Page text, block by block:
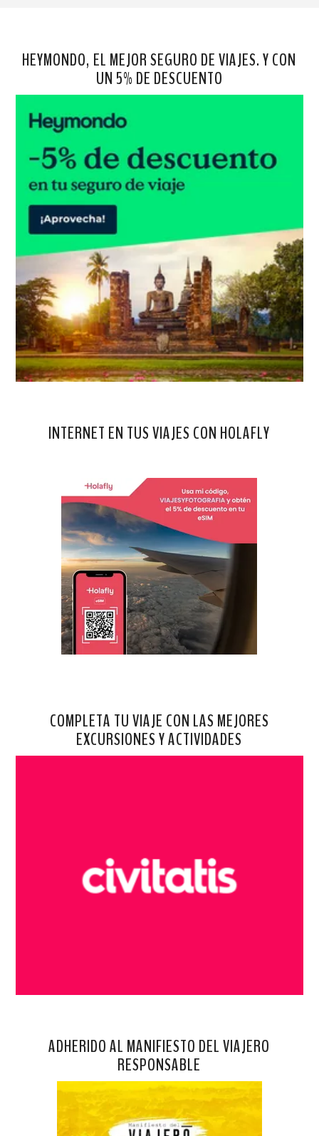
HEYMONDO, EL MEJOR SEGURO DE VIAJES. Y CON
UN 5% DE DESCUENTO
INTERNET EN TUS VIAJES CON HOLAFLY
COMPLETA TU VIAJE CON LAS MEJORES
EXCURSIONES Y ACTIVIDADES
ADHERIDO AL MANIFIESTO DEL VIAJERO
RESPONSABLE